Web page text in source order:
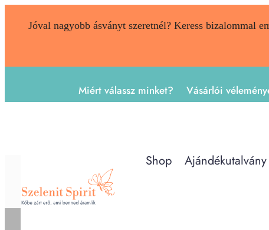
Jóval nagyobb ásványt szeretnél? Keress bizalommal
Miért válassz minket? Vásárlói
Shop Ajándékutalvány